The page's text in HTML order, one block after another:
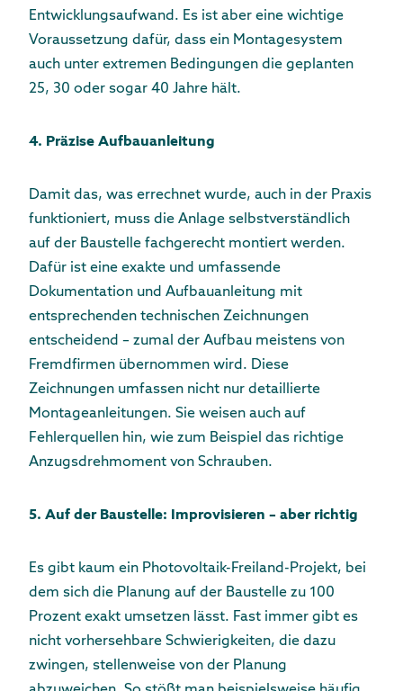
Entwicklungsaufwand. Es ist aber eine wichtige
Voraussetzung dafür, dass ein Montagesystem
auch unter extremen Bedingungen die geplanten
25, 30 oder sogar 40 Jahre hält.
4. Präzise Aufbauanleitung
Damit das, was errechnet wurde, auch in der Praxis
funktioniert, muss die Anlage selbstverständlich
auf der Baustelle fachgerecht montiert werden.
Dafür ist eine exakte und umfassende
Dokumentation und Aufbauanleitung mit
entsprechenden technischen Zeichnungen
entscheidend – zumal der Aufbau meistens von
Fremdfirmen übernommen wird. Diese
Zeichnungen umfassen nicht nur detaillierte
Montageanleitungen. Sie weisen auch auf
Fehlerquellen hin, wie zum Beispiel das richtige
Anzugsdrehmoment von Schrauben.
5. Auf der Baustelle: Improvisieren – aber richtig
Es gibt kaum ein Photovoltaik-Freiland-Projekt, bei
dem sich die Planung auf der Baustelle zu 100
Prozent exakt umsetzen lässt. Fast immer gibt es
nicht vorhersehbare Schwierigkeiten, die dazu
zwingen, stellenweise von der Planung